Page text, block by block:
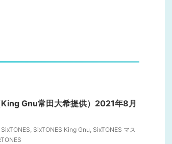
Gnu常田大希提供）2021年8月
SixTONES, SixTONES King Gnu, SixTONES マス